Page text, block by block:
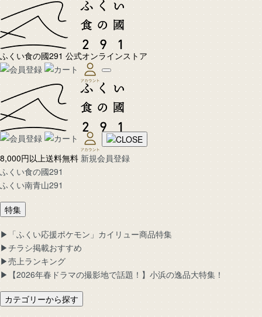
ふくい食の國291 公式オンラインストア
8,000円以上送料無料 新規会員登録
ふくい食の國291
ふくい南青山291
特集
▶︎「ふくい応援ポケモン」カイリュー商品特集
▶︎チラシ掲載おすすめ
▶︎売上ランキング
▶︎【2026年春ドラマの撮影地で話題！】小浜の逸品大特集！
カテゴリーから探す